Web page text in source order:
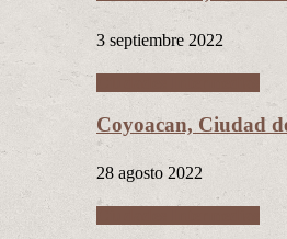
3 septiembre 2022
Coyoacan, Ciudad
28 agosto 2022